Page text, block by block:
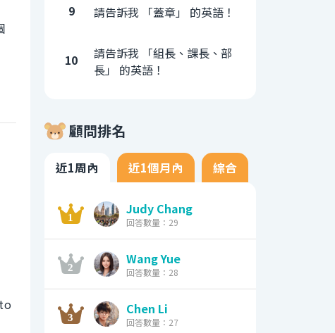
9 請告訴我 「蓋章」 的英語！
10
請告訴我 「組長、課長、部
長」 的英語！
顧問排名
近1周內 近1個月內 綜合
Judy Chang
回答數量：29
Wang Yue
回答數量：28
Chen Li
回答數量：27